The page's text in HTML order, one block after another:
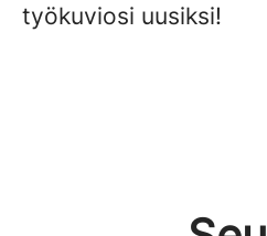
työkuviosi uusiksi!